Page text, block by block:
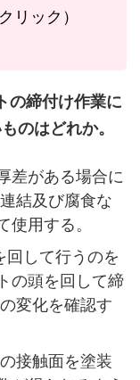
リック）
の締付け作業に
のはどれか。
差がある場合に
結及び腐食な
使用する。
回して行うのを
の頭を回して締
変化を確認す
接触面を塗装